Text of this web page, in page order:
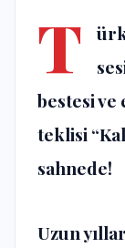
T
bestesi
teklisi
sahnede!
Uzun